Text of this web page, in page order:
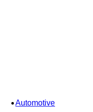
Automotive